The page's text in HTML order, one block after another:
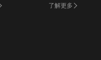
了解更多